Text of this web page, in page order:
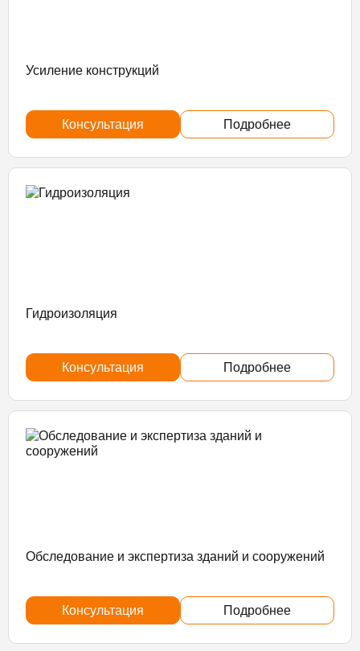
Усиление конструкций
Консультация Подробнее
Гидроизоляция
Консультация Подробнее
Обследование и экспертиза зданий и сооружений
Консультация Подробнее